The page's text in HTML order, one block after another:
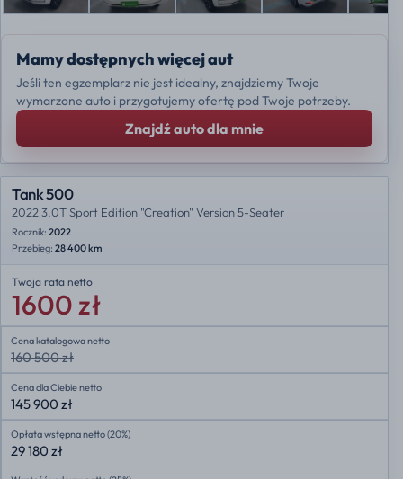
Mamy dostępnych więcej aut
Jeśli ten egzemplarz nie jest idealny, znajdziemy Twoje
wymarzone auto i przygotujemy ofertę pod Twoje potrzeby.
Znajdź auto dla mnie
Tank 500
2022 3.0T Sport Edition "Creation" Version 5-Seater
Rocznik: 2022
Przebieg: 28 400 km
Twoja rata netto
1600 zł
Cena katalogowa netto
160 500 zł
Cena dla Ciebie netto
145 900 zł
Opłata wstępna netto (20%)
29 180 zł